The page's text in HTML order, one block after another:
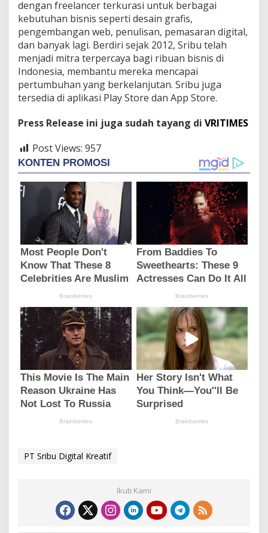
dengan freelancer terkurasi untuk berbagai
kebutuhan bisnis seperti desain grafis,
pengembangan web, penulisan, pemasaran digital,
dan banyak lagi. Berdiri sejak 2012, Sribu telah
menjadi mitra terpercaya bagi ribuan bisnis di
Indonesia, membantu mereka mencapai
pertumbuhan yang berkelanjutan. Sribu juga
tersedia di aplikasi Play Store dan App Store.
Press Release ini juga sudah tayang di VRITIMES
Post Views: 957
PT Sribu Digital Kreatif
Ikuti Kami